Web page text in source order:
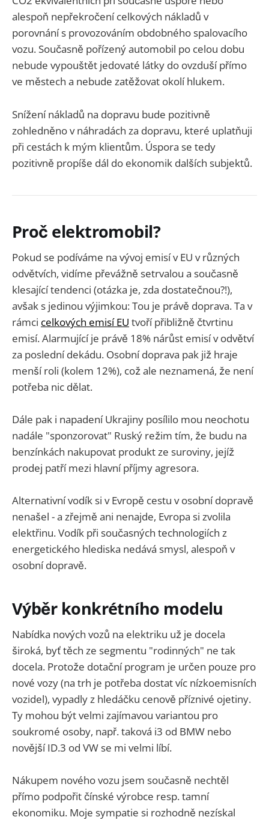
alespoň nepřekročení celkových nákladů v
porovnání s provozováním obdobného spalovacího
vozu. Současně pořízený automobil po celou dobu
nebude vypouštět jedovaté látky do ovzduší přímo
ve městech a nebude zatěžovat okolí hlukem.
Snížení nákladů na dopravu bude pozitivně
zohledněno v náhradách za dopravu, které uplatňuji
při cestách k mým klientům. Úspora se tedy
pozitivně propíše dál do ekonomik dalších subjektů.
Proč elektromobil?
Pokud se podíváme na vývoj emisí v EU v různých
odvětvích, vidíme převážně setrvalou a současně
klesající tendenci (otázka je, zda dostatečnou?!),
avšak s jedinou výjimkou: Tou je právě doprava. Ta v
rámci celkových emisí EU tvoří přibližně čtvrtinu
emisí. Alarmující je právě 18% nárůst emisí v odvětví
za poslední dekádu. Osobní doprava pak již hraje
menší roli (kolem 12%), což ale neznamená, že není
potřeba nic dělat.
Dále pak i napadení Ukrajiny posílilo mou neochotu
nadále "sponzorovat" Ruský režim tím, že budu na
benzínkách nakupovat produkt ze suroviny, jejíž
prodej patří mezi hlavní příjmy agresora.
Alternativní vodík si v Evropě cestu v osobní dopravě
nenašel - a zřejmě ani nenajde, Evropa si zvolila
elektřinu. Vodík při současných technologiích z
energetického hlediska nedává smysl, alespoň v
osobní dopravě.
Výběr konkrétního modelu
Nabídka nových vozů na elektriku už je docela
široká, byť těch ze segmentu "rodinných" ne tak
docela. Protože dotační program je určen pouze pro
nové vozy (na trh je potřeba dostat víc nízkoemisních
vozidel), vypadly z hledáčku cenově příznivé ojetiny.
Ty mohou být velmi zajímavou variantou pro
soukromé osoby, např. taková i3 od BMW nebo
novější ID.3 od VW se mi velmi líbí.
Nákupem nového vozu jsem současně nechtěl
přímo podpořit čínské výrobce resp. tamní
ekonomiku. Moje sympatie si rozhodně nezískal